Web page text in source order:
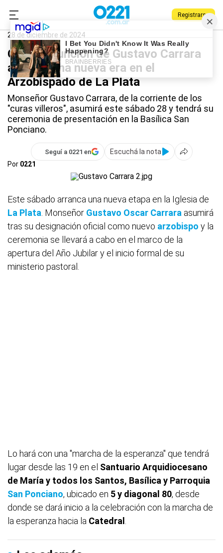
Registrarse
0221.com.ar
Gustavo Carrara
28 de diciembre de 2024
Con la asunción de Gustavo Carrara
arranca una nueva era en el
Arzobispado de La Plata
Monseñor Gustavo Carrara, de la corriente de los
"curas villeros", asumirá este sábado 28 y tendrá su
ceremonia de presentación en la Basílica San
Ponciano.
Seguí a 0221 en
Escuchá la nota
Por 0221
Este sábado arranca una nueva etapa en la Iglesia de
La Plata . Monseñor Gustavo Oscar Carrara asumirá
tras su designación oficial como nuevo arzobispo y la
ceremonia se llevará a cabo en el marco de la
apertura del Año Jubilar y el inicio formal de su
ministerio pastoral.
Lo hará con una "marcha de la esperanza" que tendrá
lugar desde las 19 en el Santuario Arquidiocesano
de María y todos los Santos, Basílica y Parroquia
San Ponciano, ubicado en 5 y diagonal 80, desde
donde se dará inicio a la celebración con la marcha de
la esperanza hacia la Catedral